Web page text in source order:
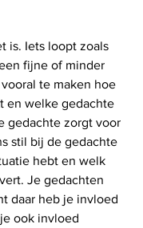
is. Iets loopt zoals
fijne of minder
te maken hoe
en welke gedachte
gedachte zorgt voor
stil bij de gedachte
hebt en welk
Je gedachten
daar heb je invloed
ook invloed